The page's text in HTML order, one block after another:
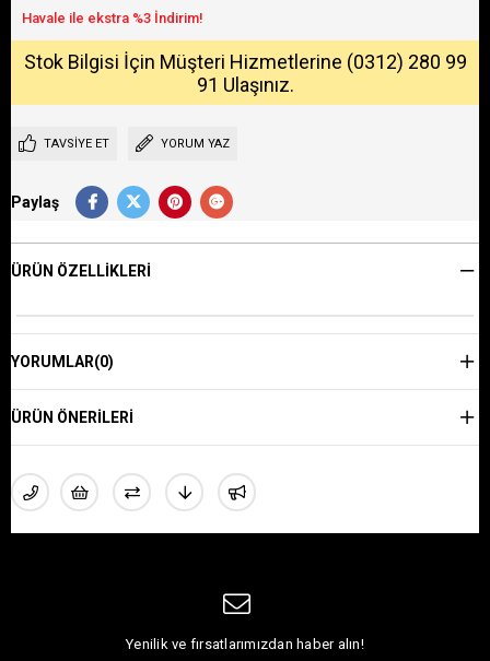
Stok Bilgisi İçin Müşteri Hizmetlerine (0312) 280 99
91 Ulaşınız.
TAVSIYE ET YORUM YAZ
Paylaş
ÜRÜN ÖZELLIKLERI
YORUMLAR(0)
ÜRÜN ÖNERILERI
Yenilik ve fırsatlarımızdan haber alın!